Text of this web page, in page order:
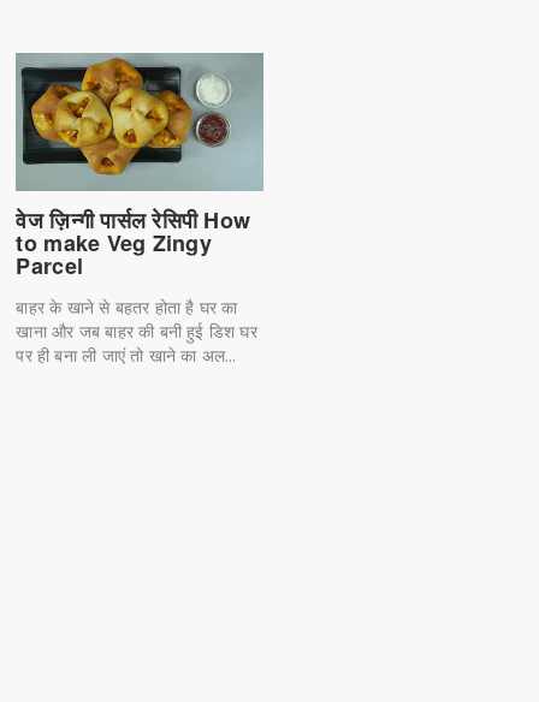
वेज ज़िन्गी पार्सल रेसिपी How
to make Veg Zingy
Parcel
बाहर के खाने से बहतर होता है घर का
खाना और जब बाहर की बनी हुई डिश घर
पर ही बना ली जाएं तो खाने का अल...